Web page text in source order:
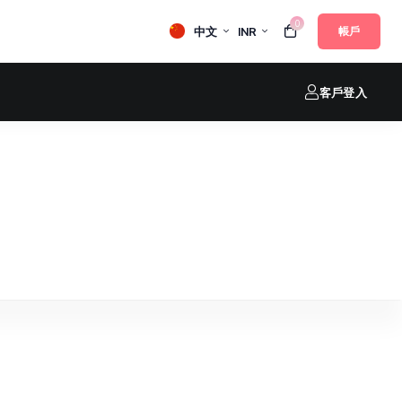
中文 INR
0
帳戶
客戶登入